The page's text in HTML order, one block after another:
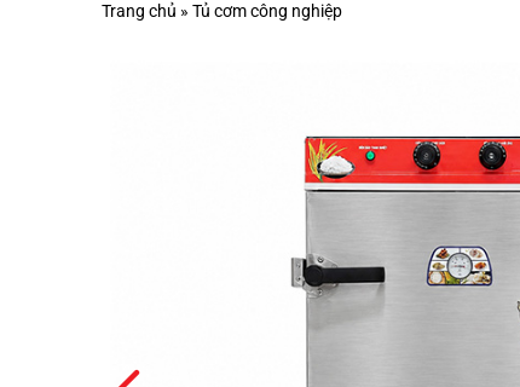
Trang chủ » Tủ cơm công nghiệp